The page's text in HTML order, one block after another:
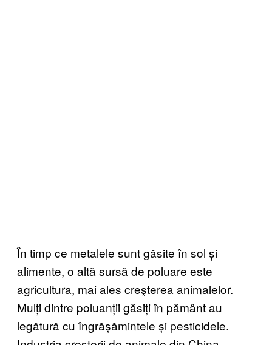
În timp ce metalele sunt găsite în sol și
alimente, o altă sursă de poluare este
agricultura, mai ales creşterea animalelor.
Mulți dintre poluanții găsiți în pământ au
legătură cu îngrășămintele și pesticidele.